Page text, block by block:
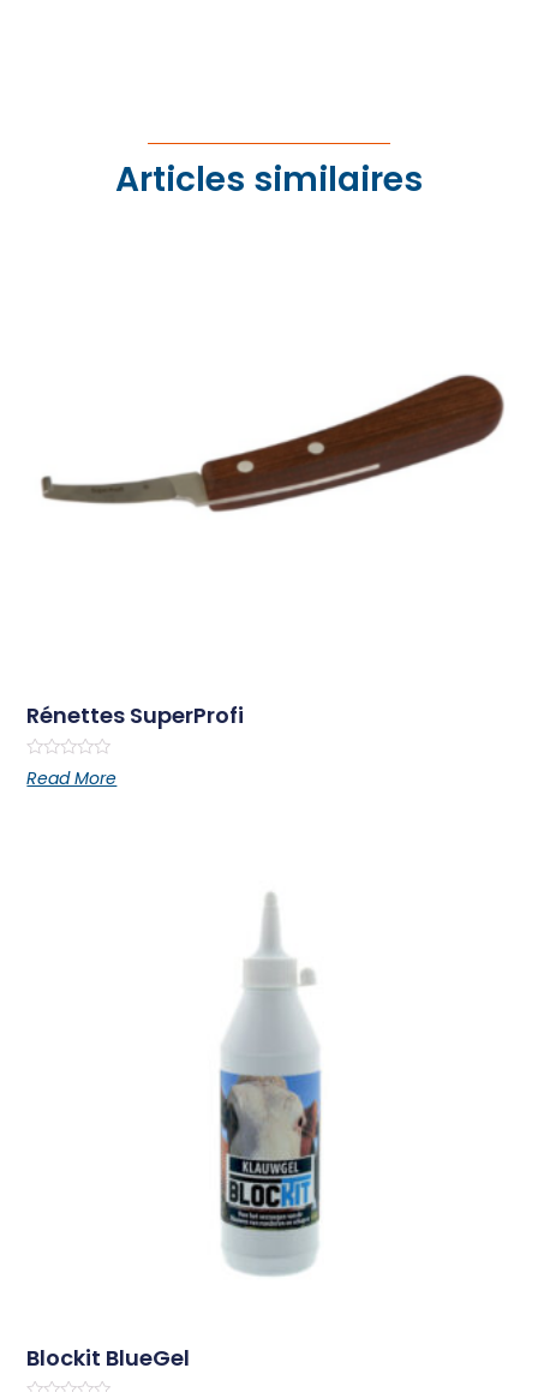
Articles similaires
Rénettes SuperProfi
Rated
0
Read More
Blockit BlueGel